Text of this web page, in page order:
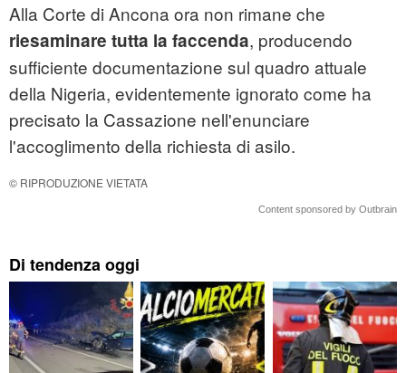
Alla Corte di Ancona ora non rimane che
riesaminare tutta la faccenda, producendo
sufficiente documentazione sul quadro attuale
della Nigeria, evidentemente ignorato come ha
precisato la Cassazione nell'enunciare
l'accoglimento della richiesta di asilo.
© RIPRODUZIONE VIETATA
Content sponsored by Outbrain
Di tendenza oggi